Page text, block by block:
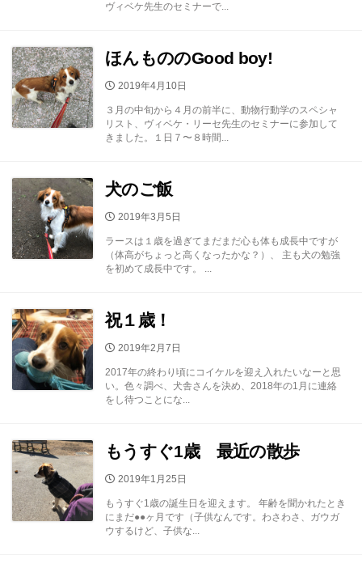
ヴィベケ先生のセミナーで...
ほんもののGood boy!
公
日
2019年4月10日
３月の中旬から４月の前半に、動物行動学のスペシャ
リスト、ヴィベケ・リーセ先生のセミナーに参加して
きました。１日７〜８時間...
犬のご飯
公
日
2019年3月5日
ラースは１歳を過ぎてまだまだ心も体も成長中ですが
（体高がちょっと高くなったかな？）、 主も犬の勉強
を初めて成長中です。 ...
祝１歳！
公
日
2019年2月7日
2017年の終わり頃にコイケルを迎え入れたいなーと思
い。色々調べ、犬舎さんを決め、2018年の1月に連絡
をし待つことにな...
もうすぐ1歳 最近の散歩
公
日
2019年1月25日
もうすぐ1歳の誕生日を迎えます。 年齢を聞かれたとき
にまだ●●ヶ月です（子供なんです。わさわさ、ガウガ
ウするけど、子供な...